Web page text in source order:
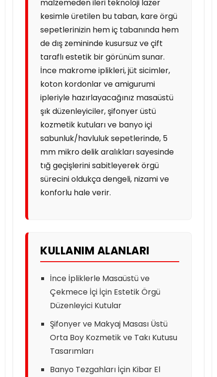
malzemeden ileri teknoloji lazer
kesimle üretilen bu taban, kare örgü
sepetlerinizin hem iç tabanında hem
de dış zemininde kusursuz ve çift
taraflı estetik bir görünüm sunar.
İnce makrome iplikleri, jüt sicimler,
koton kordonlar ve amigurumi
ipleriyle hazırlayacağınız masaüstü
şık düzenleyiciler, şifonyer üstü
kozmetik kutuları ve banyo içi
sabunluk/havluluk sepetlerinde, 5
mm mikro delik aralıkları sayesinde
tığ geçişlerini sabitleyerek örgü
sürecini oldukça dengeli, nizami ve
konforlu hale verir.
KULLANIM ALANLARI
İnce İpliklerle Masaüstü ve
Çekmece İçi İçin Estetik Örgü
Düzenleyici Kutular
Şifonyer ve Makyaj Masası Üstü
Orta Boy Kozmetik ve Takı Kutusu
Tasarımları
Banyo Tezgahları İçin Kibar El